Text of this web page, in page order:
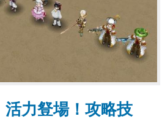
活力豋場！攻略技